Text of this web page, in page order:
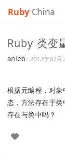
Ruby China
Ruby 类变
anleb ·2012年07月
根据元编程，对
态，方法存在于
存在与类中吗？